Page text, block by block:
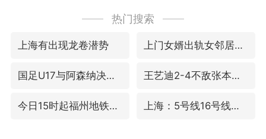
热门搜索
上海有出现龙卷潜势 上门女婿出轨女邻居多年被判重婚罪
国足U17与阿森纳决赛取消 并列冠军 王艺迪2-4不敌张本美和止步4强
今日15时起福州地铁高架区段停运 上海：5号线16号线浦江线全线停运